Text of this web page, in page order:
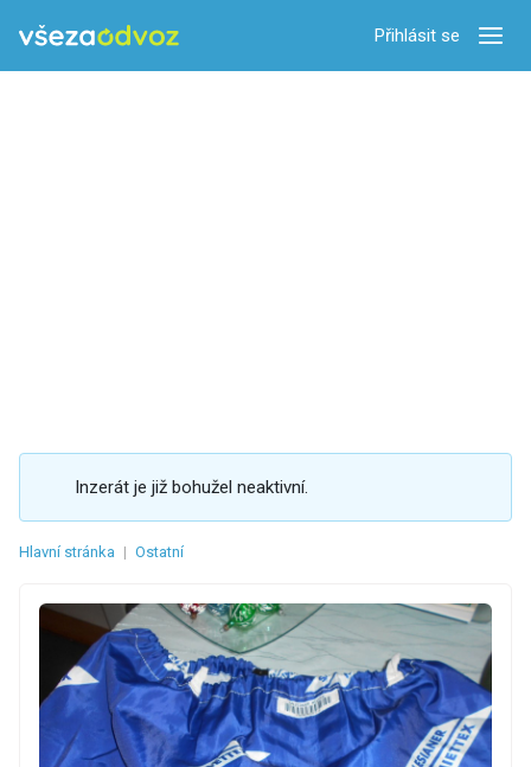
Přihlásit se
Inzerát je již bohužel neaktivní.
Hlavní stránka | Ostatní